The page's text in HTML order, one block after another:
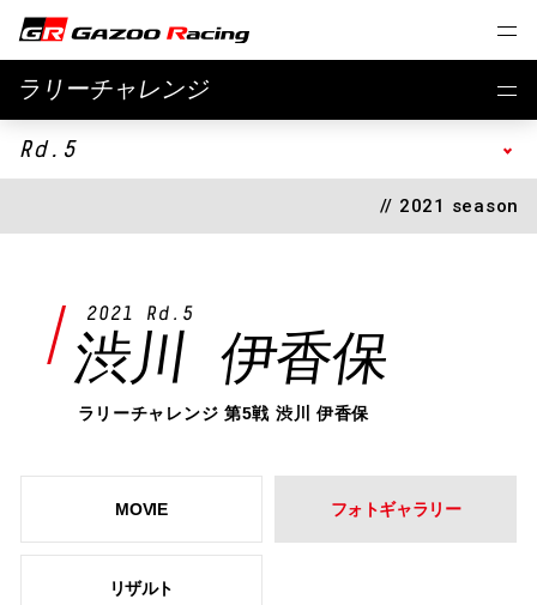
ラリーチャレンジ
// 2021 season
Rd.5
2021 Rd.5
渋川 伊香保
ラリーチャレンジ 第5戦 渋川 伊香保
MOVIE フォトギャラリー
リザルト